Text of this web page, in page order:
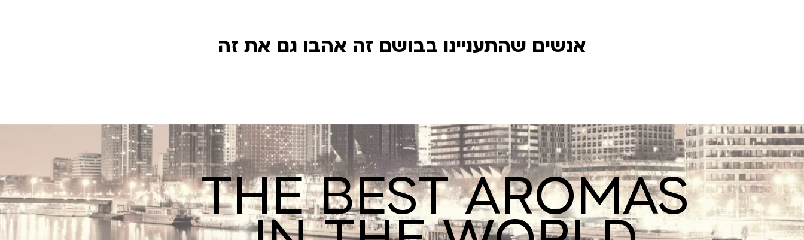
אנשים שהתעניינו בבושם זה אהבו גם את זה
THE BEST AROMAS